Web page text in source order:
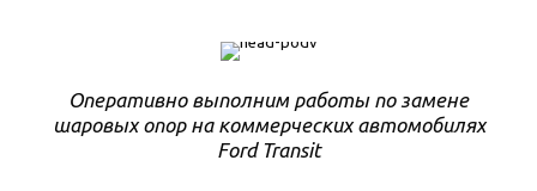
Оперативно выполним работы по замене
шаровых опор на коммерческих автомобилях
Ford Transit